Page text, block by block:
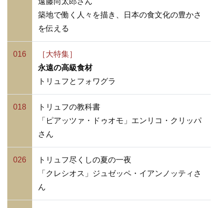
築地で働く人々を描き、日本の食文化の豊かさ
を伝える
016
［大特集］
永遠の高級食材
トリュフとフォワグラ
018
トリュフの教科書
「ピアッツァ・ドゥオモ」エンリコ・クリッパ
さん
026
トリュフ尽くしの夏の一夜
「クレシオス」ジュゼッペ・イアンノッティさ
ん